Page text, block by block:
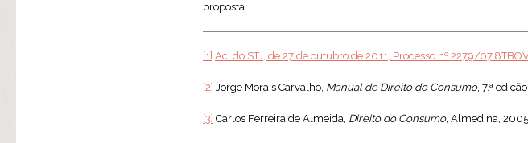
proposta.
[1] Ac. do STJ, de 27 de outubro de 2011, Processo nº 2279/
[2] Jorge Morais Carvalho, Manual de Direito do Consumo, 7.ª
[3] Carlos Ferreira de Almeida, Direito do Consumo, Almedina,